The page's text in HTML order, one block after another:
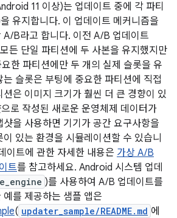
11 이상)는 업데이트 중에 각 파티
유지합니다. 이 업데이트 메커니즘을
A/B라고 합니다. 이전 A/B 업데이트
든 단일 파티션에 두 사본을 유지했지만
한 파티션에만 두 개의 실제 슬롯을 유
슬롯은 부팅에 중요한 파티션에 직접
은 이미지 크기가 훨씬 더 큰 경향이 있
로 작성된 새로운 운영체제 데이터가
을 사용하면 기기가 공간 요구사항을
있는 환경을 시뮬레이션할 수 있습니
이트에 관한 자세한 내용은 가상 A/B
트를 참고하세요. Android 시스템 업데
)를 사용하여 A/B 업데이트를
를 제공하는 샘플 앱은
( updater_sample/README.md 에